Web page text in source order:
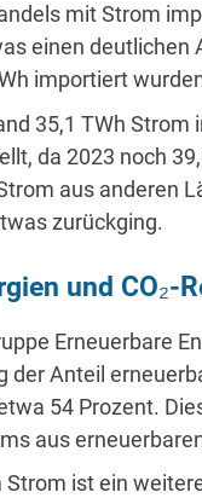
mit Strom
einen
importiert
35,1 TWh
da 2023 noch
aus anderen
zurückging.
und CO₂-
Erneuerbare
der Anteil
54 Prozent.
aus
ist ein